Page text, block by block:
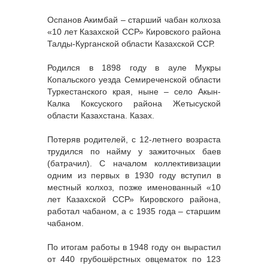
Оспанов Акимбай – старший чабан колхоза
«10 лет Казахской ССР» Кировского района
Талды-Курганской области Казахской ССР.
Родился в 1898 году в ауле Мукры
Копальского уезда Семиреченской области
Туркестанского края, ныне – село Акын-
Калка Коксуского района Жетысуской
области Казахстана. Казах.
Потеряв родителей, с 12-летнего возраста
трудился по найму у зажиточных баев
(батрачил). С началом коллективизации
одним из первых в 1930 году вступил в
местный колхоз, позже именованный «10
лет Казахской ССР» Кировского района,
работал чабаном, а с 1935 года – старшим
чабаном.
По итогам работы в 1948 году он вырастил
от 440 грубошёрстных овцематок по 123